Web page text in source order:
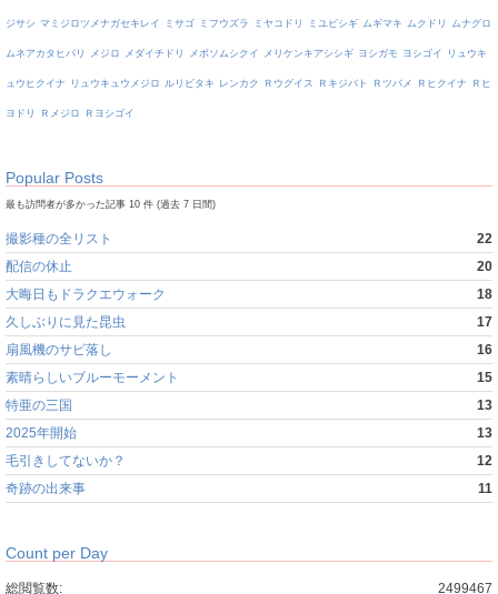
ジサシ マミジロツメナガセキレイ ミサゴ ミフウズラ ミヤコドリ ミユビシギ ムギマキ ムクドリ ムナグロ
ムネアカタヒバリ メジロ メダイチドリ メボソムシクイ メリケンキアシシギ ヨシガモ ヨシゴイ リュウキ
ュウヒクイナ リュウキュウメジロ ルリビタキ レンカク Ｒウグイス Ｒキジバト Ｒツバメ Ｒヒクイナ Ｒヒ
ヨドリ Ｒメジロ Ｒヨシゴイ
Popular Posts
最も訪問者が多かった記事 10 件 (過去 7 日間)
撮影種の全リスト
22
配信の休止
20
大晦日もドラクエウォーク
18
久しぶりに見た昆虫
17
扇風機のサビ落し
16
素晴らしいブルーモーメント
15
特亜の三国
13
2025年開始
13
毛引きしてないか？
12
奇跡の出来事
11
Count per Day
2499467
総閲覧数: